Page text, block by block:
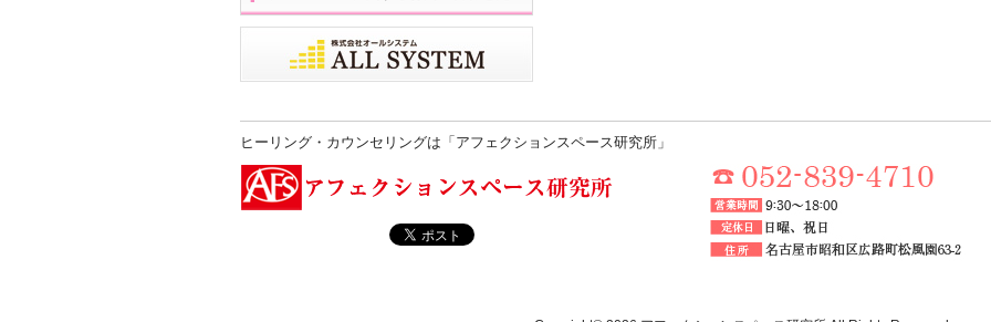
ヒーリング・カウンセリングは「アフェクションスペース研究所」